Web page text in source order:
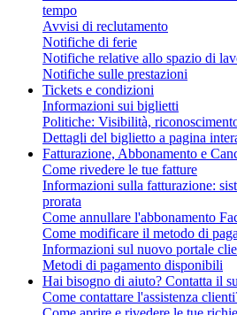
tempo
Avvisi di reclutamento
Notifiche di ferie
Notifiche relative allo spazio di
Notifiche sulle prestazioni
Tickets e condizioni
Informazioni sui biglietti
Politiche: Visibilità,
Dettagli del biglietto a pagina
Fatturazione, Abbonamento e
Come rivedere le tue fatture
Informazioni sulla fatturazione:
prorata
Come annullare l'abbonamento
Come modificare il metodo di
Informazioni sul nuovo portale
Metodi di pagamento disponibili
Hai bisogno di aiuto? Contatta il
Come contattare l'assistenza